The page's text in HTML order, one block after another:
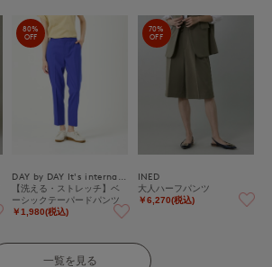
80%
OFF
【洗える・ストレッチ】ベ
ーシックテーパードパンツ
￥1,980(税込)
70%
OFF
INED
大人ハーフパンツ
￥6,270(税込)
一覧を見る